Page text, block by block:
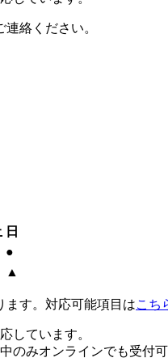
絡ください。
日
●
▲
す。対応可能項目はこち
しています。
のみオンラインでも受付